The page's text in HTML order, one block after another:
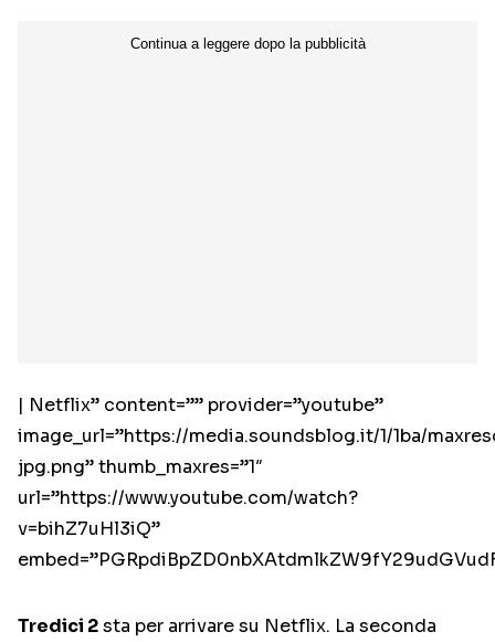
| Netflix” content=”” provider=”youtube”
image_url=”https://media.soundsblog.it/1/1ba/
jpg.png” thumb_maxres=”1″
url=”https://www.youtube.com/watch?
v=bihZ7uHl3iQ”
Tredici 2sta per arrivare su Netflix. La seconda